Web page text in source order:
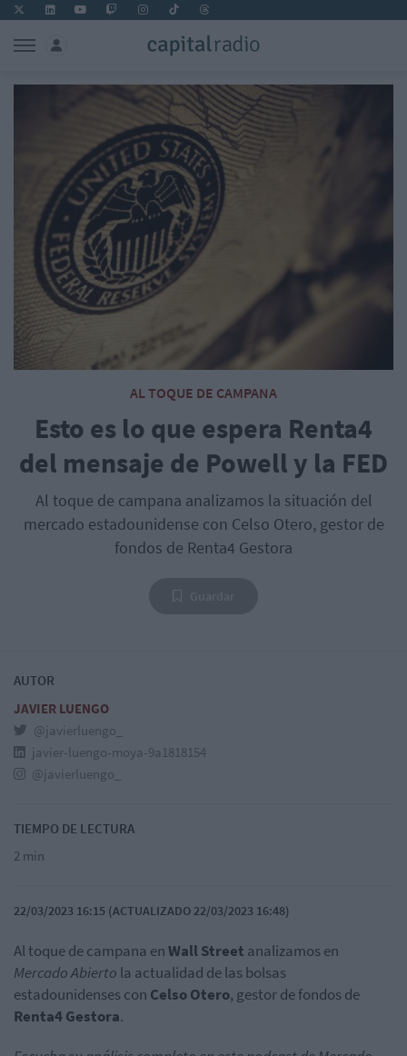
AL TOQUE DE CAMPANA
Esto es lo que espera Renta4
del mensaje de Powell y la FED
Al toque de campana analizamos la situación del
mercado estadounidense con Celso Otero, gestor de
fondos de Renta4 Gestora
AUTOR
JAVIER LUENGO
@javierluengo_
javier-luengo-moya-9a1818154
@javierluengo_
TIEMPO DE LECTURA
2 min
22/03/2023 16:15 (ACTUALIZADO 22/03/2023 16:48)
Al toque de campana enWall Street analizamos en
Mercado Abierto la actualidad de las bolsas
estadounidenses con Celso Otero, gestor de fondos de
Renta4 Gestora.